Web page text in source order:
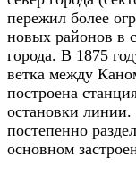
пережил более
новых районов в
города. В 1875
ветка между
построена
остановки
постепенно
основном